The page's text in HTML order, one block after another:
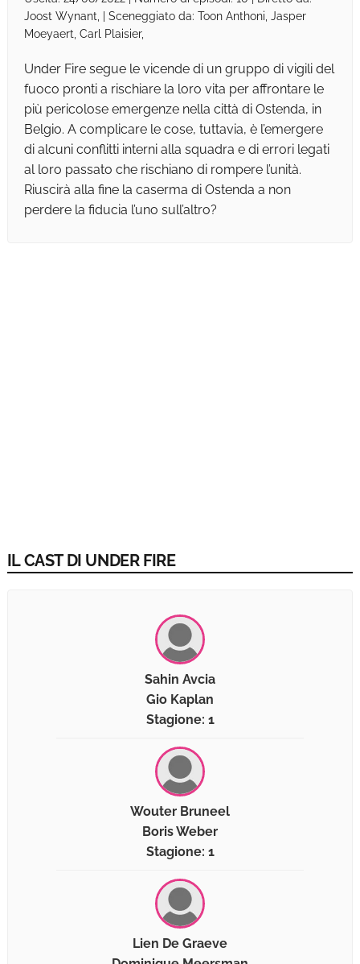
Joost Wynant, | Sceneggiato da: Toon Anthoni, Jasper
Moeyaert, Carl Plaisier,
Under Fire segue le vicende di un gruppo di vigili del
fuoco pronti a rischiare la loro vita per affrontare le
più pericolose emergenze nella città di Ostenda, in
Belgio. A complicare le cose, tuttavia, è l’emergere
di alcuni conflitti interni alla squadra e di errori legati
al loro passato che rischiano di rompere l’unità.
Riuscirà alla fine la caserma di Ostenda a non
perdere la fiducia l’uno sull’altro?
IL CAST DI UNDER FIRE
Sahin Avcia
Gio Kaplan
Stagione: 1
Wouter Bruneel
Boris Weber
Stagione: 1
Lien De Graeve